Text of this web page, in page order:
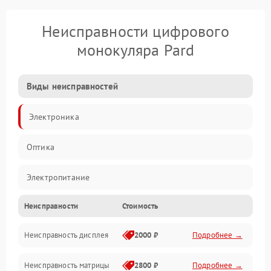
Неисправности цифрового
монокуляра Pard
Виды неисправностей
Электроника
Оптика
Электропитание
Видео
ПО
Управление
Неисправности Стоимость
Неисправность дисплея 2000 ₽ Подробнее →
Неисправность матрицы 2800 ₽ Подробнее →